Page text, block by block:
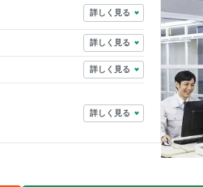
詳しく見る
詳しく見る
詳しく見る
詳しく見る